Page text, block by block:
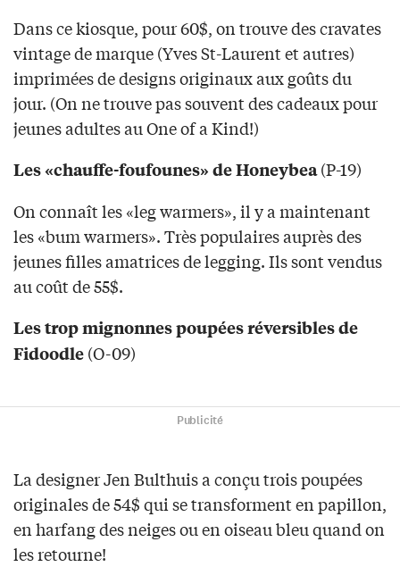
Dans ce kiosque, pour 60$, on trouve des cravates
vintage de marque (Yves St-Laurent et autres)
imprimées de designs originaux aux goûts du
jour. (On ne trouve pas souvent des cadeaux pour
jeunes adultes au One of a Kind!)
Les «chauffe-foufounes» de Honeybea(P-19)
On connaît les «leg warmers», il y a maintenant
les «bum warmers». Très populaires auprès des
jeunes filles amatrices de legging. Ils sont vendus
au coût de 55$.
Les trop mignonnes poupées réversibles de
Fidoodle (O-09)
Publicité
La designer Jen Bulthuis a conçu trois poupées
originales de 54$ qui se transforment en papillon,
en harfang des neiges ou en oiseau bleu quand on
les retourne!